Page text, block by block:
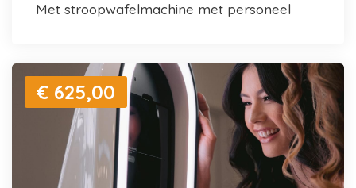
met stroopwafelmachine met personeel
€ 625,00